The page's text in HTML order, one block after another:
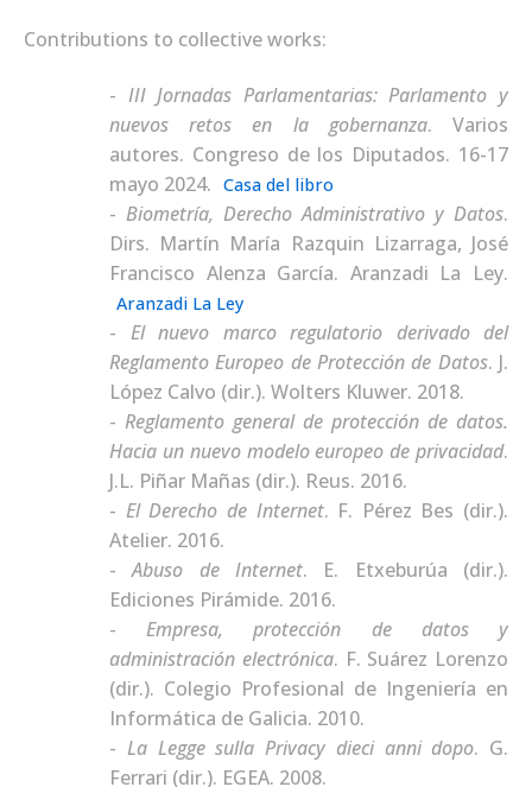
Contributions to collective works:
III Jornadas Parlamentarias: Parlamento y
nuevos retos en la gobernanza.Varios
autores. Congreso de los Diputados. 16-17
mayo 2024. Casa del libro
Biometría, Derecho Administrativo y Datos.
Dirs. Martín María Razquin Lizarraga, José
Francisco Alenza García. Aranzadi La Ley.
Aranzadi La Ley
El nuevo marco regulatorio derivado del
Reglamento Europeo de Protección de Datos. J.
López Calvo (dir.). Wolters Kluwer. 2018.
Reglamento general de protección de datos.
Hacia un nuevo modelo europeo de privacidad.
J.L. Piñar Mañas (dir.). Reus. 2016.
El Derecho de Internet. F. Pérez Bes (dir.).
Atelier. 2016.
Abuso de Internet. E. Etxeburúa (dir.).
Ediciones Pirámide. 2016.
Empresa, protección de datos y
administración electrónica. F. Suárez Lorenzo
(dir.). Colegio Profesional de Ingeniería en
Informática de Galicia. 2010.
La Legge sulla Privacy dieci anni dopo. G.
Ferrari (dir.). EGEA. 2008.